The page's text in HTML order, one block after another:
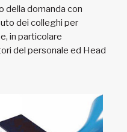
della domanda con
dei colleghi per
in particolare
del personale ed Head